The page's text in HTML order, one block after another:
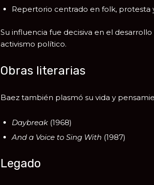
Repertorio centrado en folk, protesta
Su influencia fue decisiva en el
activismo político.
Obras literarias
Baez también plasmó su vida y
Daybreak(1968)
And a Voice to Sing With (1987)
Legado